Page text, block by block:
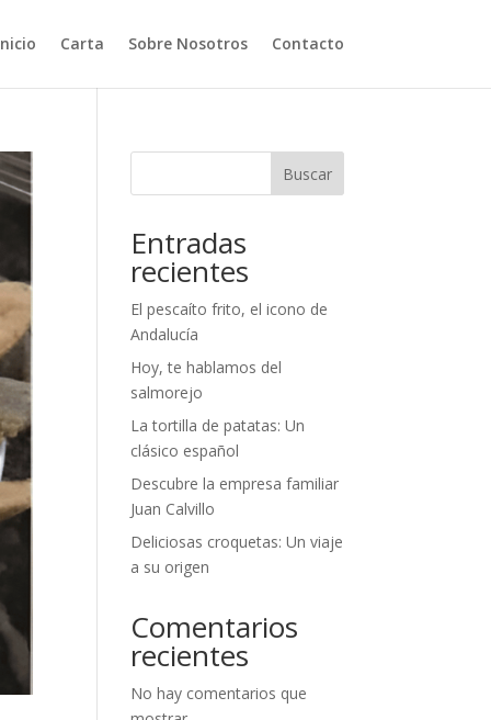
Carta Sobre Nosotros Contacto
Buscar
Entradas
recientes
El pescaíto frito, el icono de
Andalucía
Hoy, te hablamos del
salmorejo
La tortilla de patatas: Un
clásico español
Descubre la empresa familiar
Juan Calvillo
Deliciosas croquetas: Un viaje
a su origen
Comentarios
recientes
No hay comentarios que